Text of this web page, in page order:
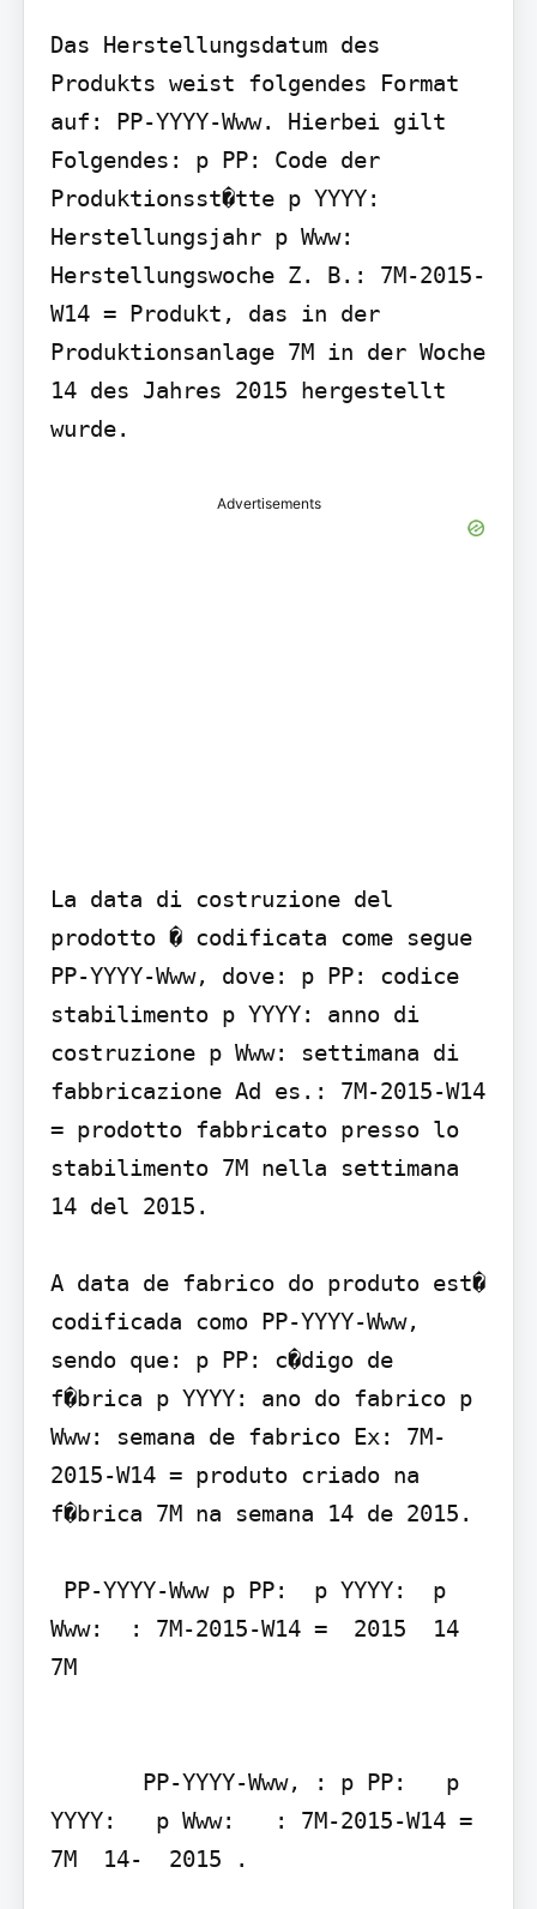
Das Herstellungsdatum des
Produkts weist folgendes Format
auf: PP-YYYY-Www. Hierbei gilt
Folgendes: p PP: Code der
Produktionsst�tte p YYYY:
Herstellungsjahr p Www:
Herstellungswoche Z. B.: 7M-2015-
W14 = Produkt, das in der
Produktionsanlage 7M in der Woche
14 des Jahres 2015 hergestellt
wurde.
Advertisements
La data di costruzione del
prodotto � codificata come segue
PP-YYYY-Www, dove: p PP: codice
stabilimento p YYYY: anno di
costruzione p Www: settimana di
fabbricazione Ad es.: 7M-2015-W14
= prodotto fabbricato presso lo
stabilimento 7M nella settimana
14 del 2015.
A data de fabrico do produto est�
codificada como PP-YYYY-Www,
sendo que: p PP: c�digo de
f�brica p YYYY: ano do fabrico p
Www: semana de fabrico Ex: 7M-
2015-W14 = produto criado na
f�brica 7M na semana 14 de 2015.
Www:  : 7M-2015-W14 =  2015  14
7M
YYYY:   p Www:   : 7M-2015-W14 =
7M  14-  2015 .